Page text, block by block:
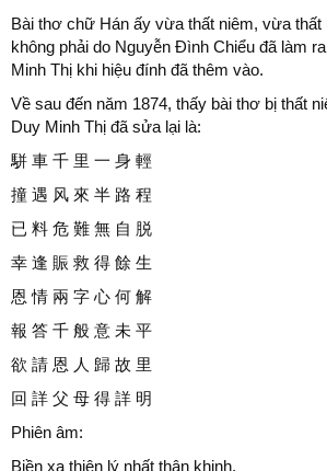
Bài thơ chữ Hán ấy vừa thất niêm, vừa thất
không phải do Nguyễn Đình Chiểu đã làm
Minh Thị khi hiệu đính đã thêm vào.
Về sau đến năm 1874, thấy bài thơ bị thất
Duy Minh Thị đã sửa lại là:
駢 車 千 里 一 身 輕
撞 遇 风 來 半 路 程
已 料 危 難 無 自 脱
幸 逢 賑 救 得 餘 生
恩 情 兩 字 心 何 解
報 答 千 般 意 未 平
欲 請 恩 人 歸 故 里
回 詳 父 母 得 詳 明
Phiên âm:
Biền xa thiên lý nhất thân khinh,